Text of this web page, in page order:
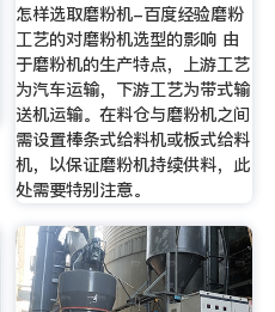
怎样选取磨粉机-百度经验磨粉
工艺的对磨粉机选型的影响 由
于磨粉机的生产特点，上游工艺
为汽车运输，下游工艺为带式输
送机运输。在料仓与磨粉机之间
需设置棒条式给料机或板式给料
机，以保证磨粉机持续供料，此
处需要特别注意。